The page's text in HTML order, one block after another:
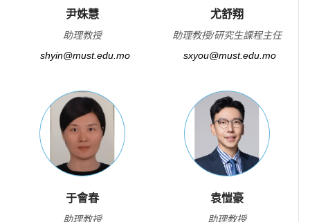
尹姝慧
助理教授
shyin@must.edu.mo
尤舒翔
助理教授/研究生課程主任
sxyou@must.edu.mo
于會春
助理教授
袁愷豪
助理教授